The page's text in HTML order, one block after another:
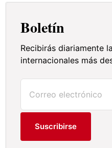
Boletín
Recibirás diariamente
internacionales más
Suscribirse